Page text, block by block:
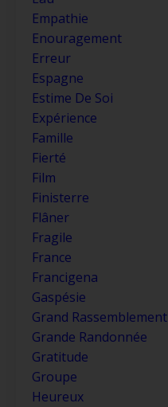
Empathie
Enouragement
Erreur
Espagne
Estime De Soi
Expérience
Famille
Fierté
Film
Finisterre
Flâner
Fragile
France
Francigena
Gaspésie
Grand Rassemblement
Grande Randonnée
Gratitude
Groupe
Heureux